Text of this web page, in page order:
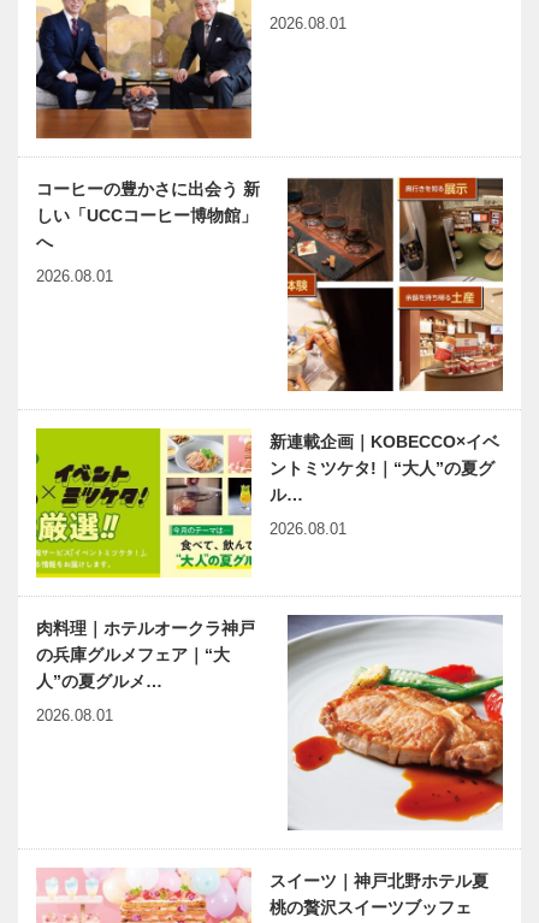
かそう）
春節を中華料
理で祝う｜東
天閣 神戸本
春節を中華料
理で祝う｜飲
茶cafe＆創作
中華バル う
港海鮮料理
和 (Ｋａｚｕ)
春節を中華料
NA（チィ
ナ）
春節を中華料
理で祝う｜神
戸壺中天（こ
ちゅうてん）
ょううちゅう
しょくどう）
新春インタビ
神大病院の魅
力はココだ！
Vol.27神戸大
学医学部附属
病院 放射線
腫瘍科 佐々
木…
連載コラム
「球友再会」
｜Vol.9
2026.08.01
コーヒーの豊かさに出会う 新
しい「UCCコーヒー博物館」
へ
2026.08.01
新連載企画｜KOBECCO×イベ
ントミツケタ!｜“大人”の夏グ
ル…
2026.08.01
肉料理｜ホテルオークラ神戸
の兵庫グルメフェア｜“大
人”の夏グルメ…
2026.08.01
スイーツ｜神戸北野ホテル夏
桃の贅沢スイーツブッフェ